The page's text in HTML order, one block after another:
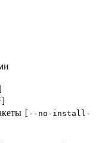
[--no-install-